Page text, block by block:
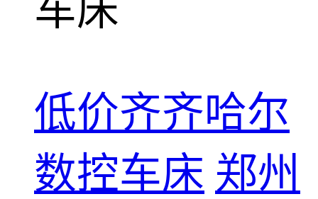
车床
低价齐齐哈尔
数控车床 郑州